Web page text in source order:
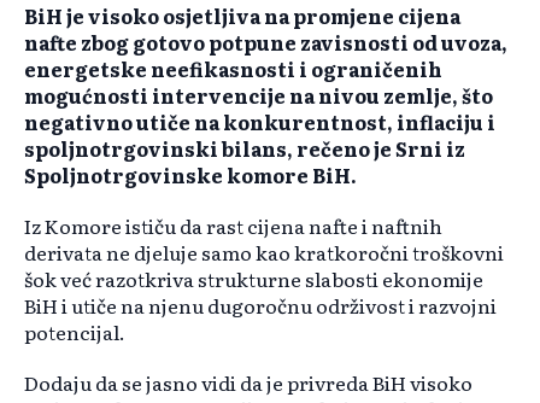
BiH je visoko osjetljiva na promjene cijena
nafte zbog gotovo potpune zavisnosti od uvoza,
energetske neefikasnosti i ograničenih
mogućnosti intervencije na nivou zemlje, što
negativno utiče na konkurentnost, inflaciju i
spoljnotrgovinski bilans, rečeno je Srni iz
Spoljnotrgovinske komore BiH.
Iz Komore ističu da rast cijena nafte i naftnih
derivata ne djeluje samo kao kratkoročni troškovni
šok već razotkriva strukturne slabosti ekonomije
BiH i utiče na njenu dugoročnu održivost i razvojni
potencijal.
Dodaju da se jasno vidi da je privreda BiH visoko